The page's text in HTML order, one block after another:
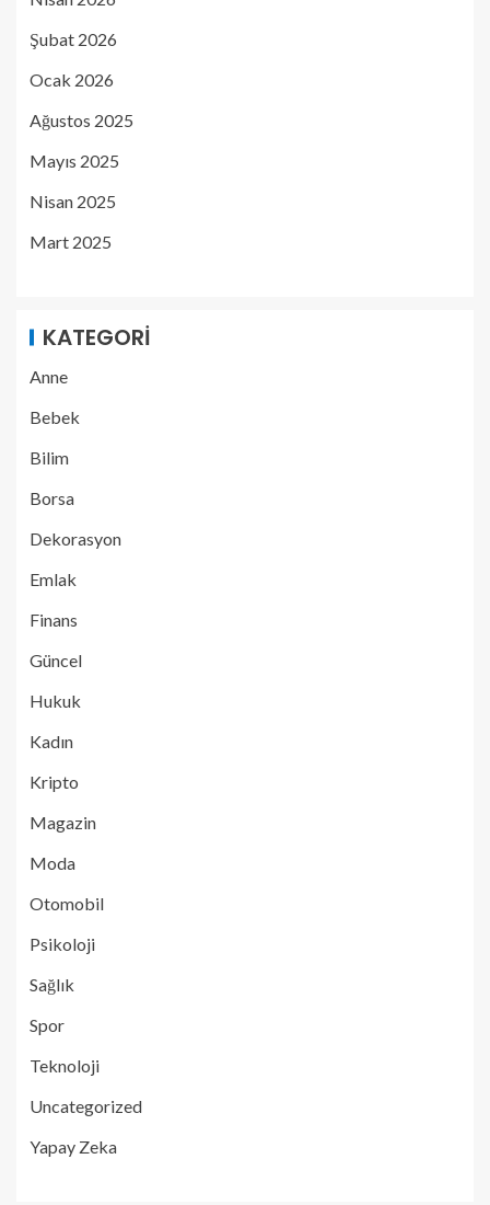
Şubat 2026
Ocak 2026
Ağustos 2025
Mayıs 2025
Nisan 2025
Mart 2025
KATEGORI
Anne
Bebek
Bilim
Borsa
Dekorasyon
Emlak
Finans
Güncel
Hukuk
Kadın
Kripto
Magazin
Moda
Otomobil
Psikoloji
Sağlık
Spor
Teknoloji
Uncategorized
Yapay Zeka